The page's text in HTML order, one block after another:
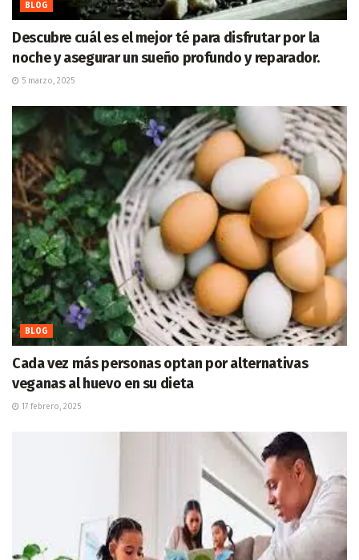
BLOG
Descubre cuál es el mejor té para disfrutar por la
noche y asegurar un sueño profundo y reparador.
5 marzo, 2025
BLOG
Cada vez más personas optan por alternativas
veganas al huevo en su dieta
17 febrero, 2025